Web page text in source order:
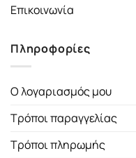
Επικοινωνία
Πληροφορίες
Ο λογαριασμός μου
Τρόποι παραγγελίας
Τρόποι πληρωμής